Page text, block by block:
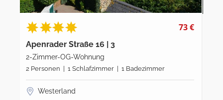
73 €
Apenrader Straße 16 | 3
2-Zimmer-OG-Wohnung
2 Personen | 1 Schlafzimmer | 1 Badezimmer
Westerland